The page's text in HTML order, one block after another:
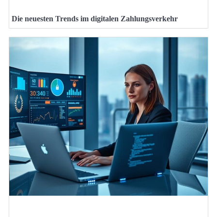
Die neuesten Trends im digitalen Zahlungsverkehr